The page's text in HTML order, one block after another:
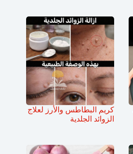
كريم البطاطس والأرز لعلاج
الزوائد الجلدية